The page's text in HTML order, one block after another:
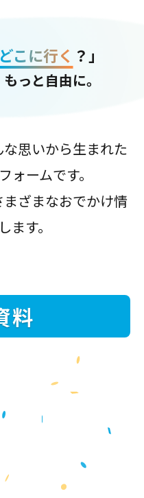
どこに行く ？」
っと自由に。
な思いから生まれた
ォームです。
ざまなおでかけ情
ます。
料